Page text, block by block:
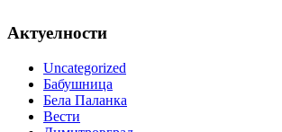
Актуелности
Uncategorized
Бабушница
Бела Паланка
Вести